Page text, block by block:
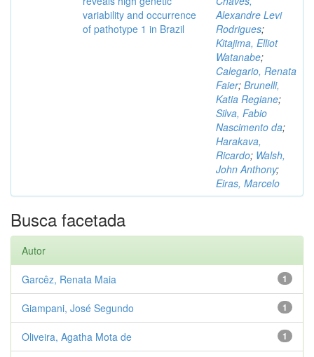
variability and occurrence
of pathotype 1 in Brazil
Alexandre Levi
Rodrigues;
Kitajima, Elliot
Watanabe;
Calegario, Renata
Faier; Brunelli,
Katia Regiane;
Silva, Fabio
Nascimento da;
Harakava,
Ricardo; Walsh,
John Anthony;
Eiras, Marcelo
Busca facetada
Autor
1
Garcêz, Renata Maia
1
Giampani, José Segundo
1
Oliveira, Agatha Mota de